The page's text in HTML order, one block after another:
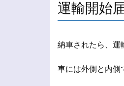
運輸開始
納車されたら、運
車には外側と内側